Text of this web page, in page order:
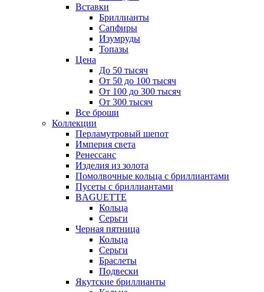
Вставки
Бриллианты
Сапфиры
Изумруды
Топазы
Цена
До 50 тысяч
От 50 до 100 тысяч
От 100 до 300 тысяч
От 300 тысяч
Все броши
Коллекции
Перламутровый шепот
Империя света
Ренессанс
Изделия из золота
Помолвочные кольца с бриллиантами
Пусеты с бриллиантами
BAGUETTE
Кольца
Серьги
Черная пятница
Кольца
Серьги
Браслеты
Подвески
Якутские бриллианты